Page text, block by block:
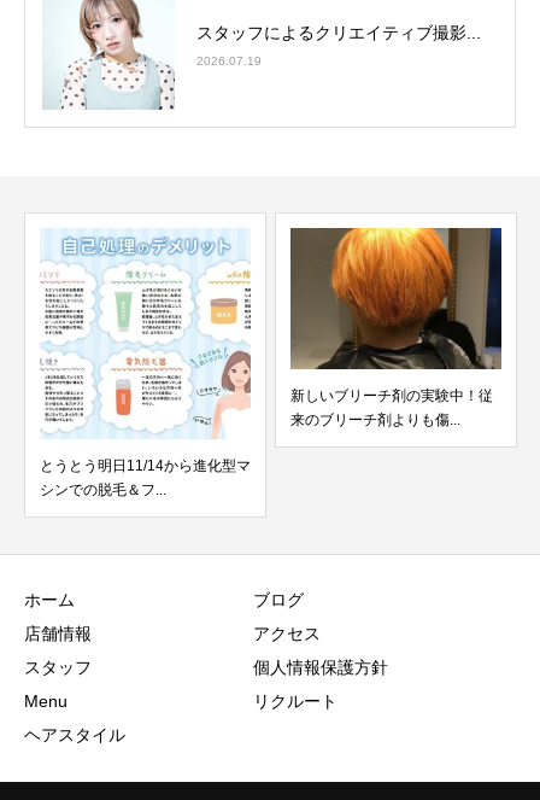
スタッフによるクリエイティブ撮影...
2026.07.19
とうとう明日11/14から進化型マ
シンでの脱毛＆フ...
新しいブリーチ剤の実験中！従
来のブリーチ剤よりも傷...
ホーム
店舗情報
スタッフ
Menu
ヘアスタイル
ブログ
アクセス
個人情報保護方針
リクルート